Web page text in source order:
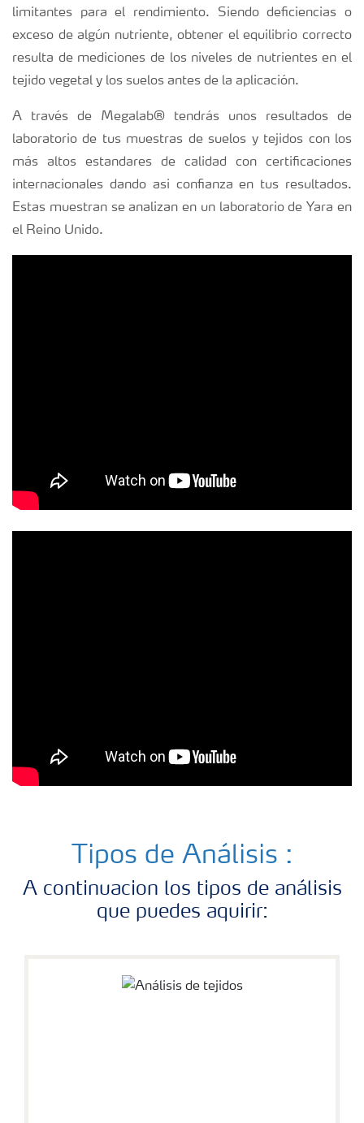
limitantes para el rendimiento. Siendo deficiencias o
exceso de algún nutriente, obtener el equilibrio correcto
resulta de mediciones de los niveles de nutrientes en el
tejido vegetal y los suelos antes de la aplicación.
A través de Megalab® tendrás unos resultados de
laboratorio de tus muestras de suelos y tejidos con los
más altos estandares de calidad con certificaciones
internacionales dando asi confianza en tus resultados.
Estas muestran se analizan en un laboratorio de Yara en
el Reino Unido.
Tipos de Análisis :
A continuacion los tipos de análisis
que puedes aquirir: